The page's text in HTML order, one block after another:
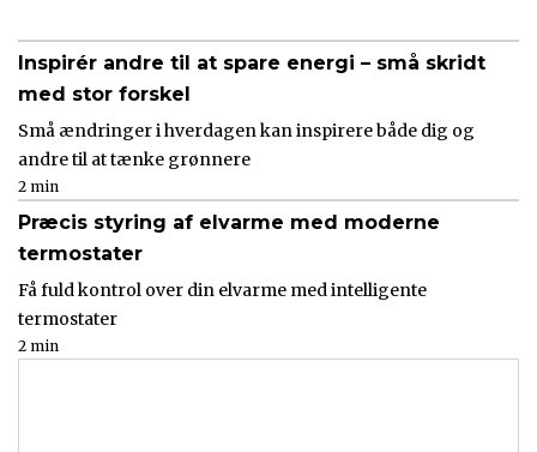
Inspirér andre til at spare energi – små skridt
med stor forskel
Små ændringer i hverdagen kan inspirere både dig og
andre til at tænke grønnere
2 min
Præcis styring af elvarme med moderne
termostater
Få fuld kontrol over din elvarme med intelligente
termostater
2 min